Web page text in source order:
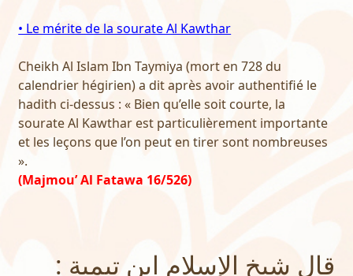
• Le mérite de la sourate Al Kawthar
Cheikh Al Islam Ibn Taymiya (mort en 728 du
calendrier hégirien) a dit après avoir authentifié le
hadith ci-dessus : « Bien qu’elle soit courte, la
sourate Al Kawthar est particulièrement importante
et les leçons que l’on peut en tirer sont nombreuses
».
(Majmou’ Al Fatawa 16/526)
قال شيخ الإسلام ابن تيمية :